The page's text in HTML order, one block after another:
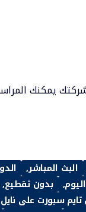
يمكنك المراسلة
البث المباشر
بدون تقطيع
تايم سبورت على